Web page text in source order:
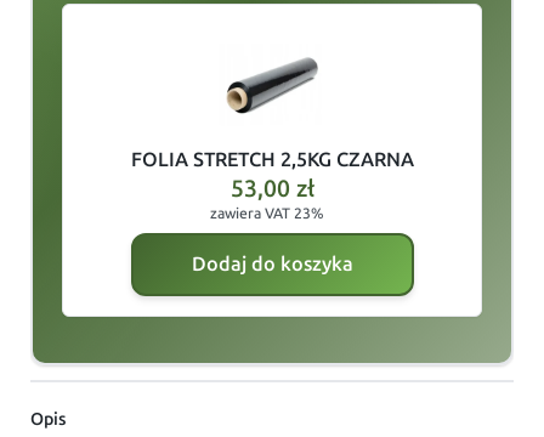
FOLIA STRETCH 2,5KG CZARNA
53,00 zł
zawiera VAT 23%
Dodaj do koszyka
Opis